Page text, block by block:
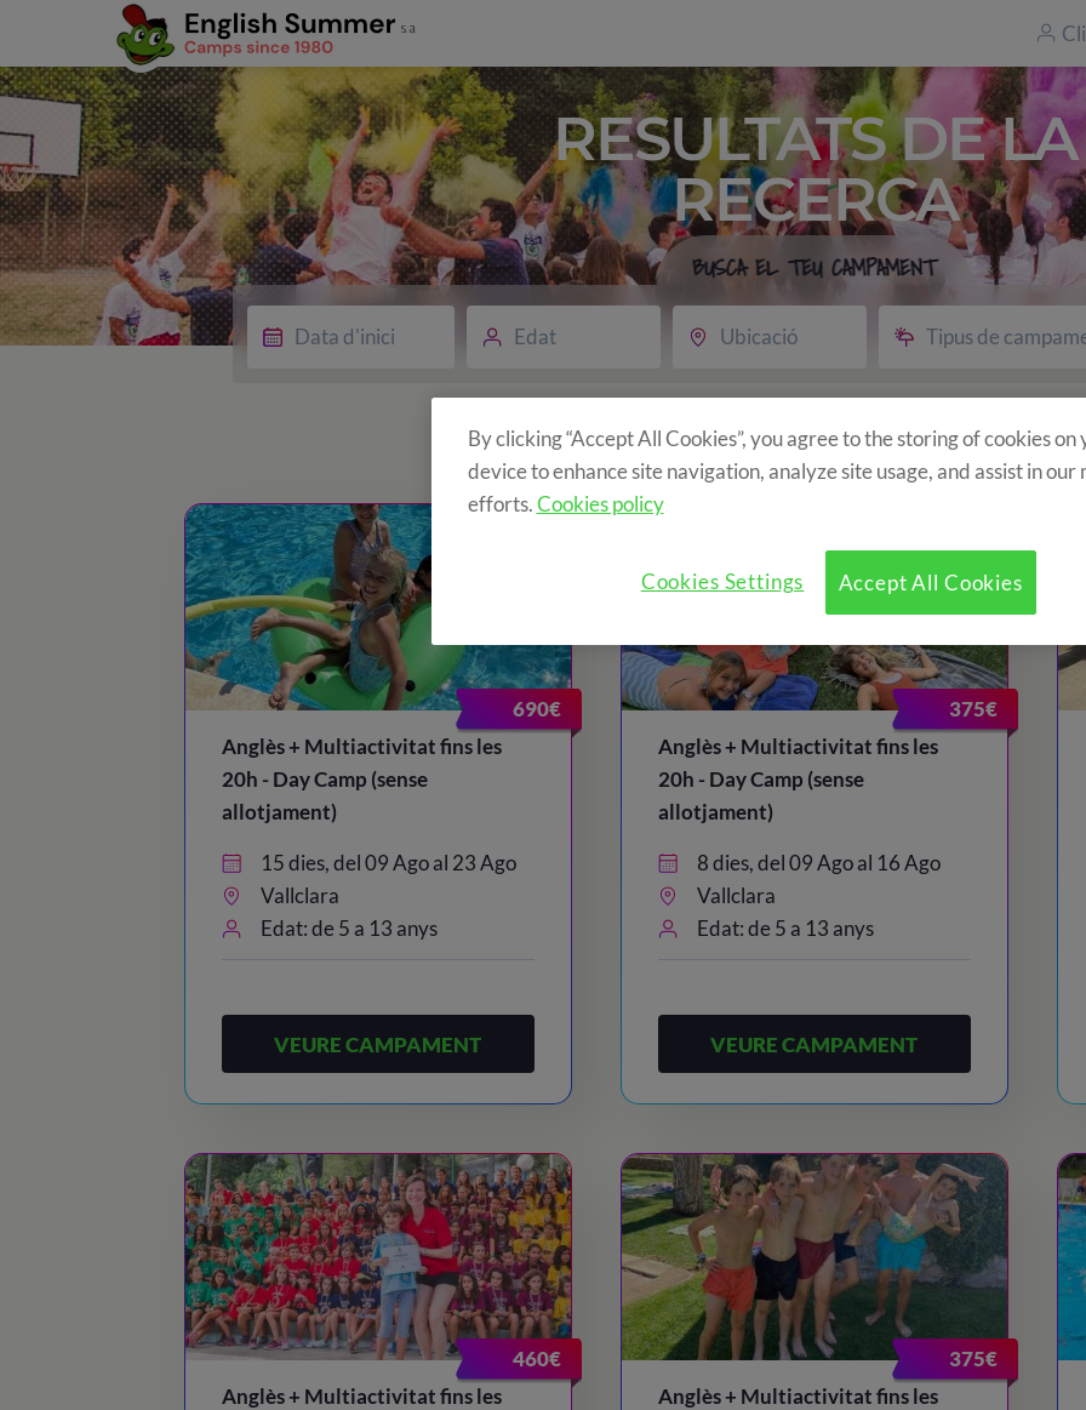
RESULTATS DE LA
RECERCA
BUSCA EL TEU CAMPAMENT
Edat Ubicació Tipus de
Trobem 7 campaments
690€
Anglès + Multiactivitat fins les
20h - Day Camp (sense
allotjament)
15 dies, del 09 Ago al 23 Ago
Vallclara
Edat: de 5 a 13 anys
VEURE CAMPAMENT
375€
Anglès + Multiactivitat fins les
20h - Day Camp (sense
allotjament)
8 dies, del 09 Ago al 16 Ago
Vallclara
Edat: de 5 a 13 anys
VEURE CAMPAMENT
460€
Anglès + Multiactivitat fins les
375€
Anglès + Multiactivitat fins les
By clicking “Accept All Cookies”, you agree to the storing of cookies on
device to enhance site navigation, analyze site usage, and assist in our
efforts.Cookies policy
Accept All Cookies
Cookies Settings